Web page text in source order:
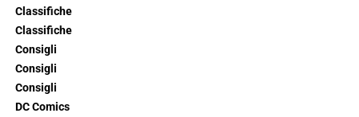
Classifiche
Classifiche
Consigli
Consigli
Consigli
DC Comics